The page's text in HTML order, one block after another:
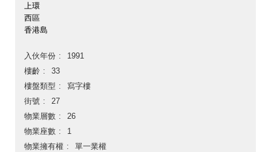
上環
西區
香港島
入伙年份
1991
樓齡
33
樓盤類型
寫字樓
街號
27
物業層數
26
物業座數
1
物業擁有權
單一業權